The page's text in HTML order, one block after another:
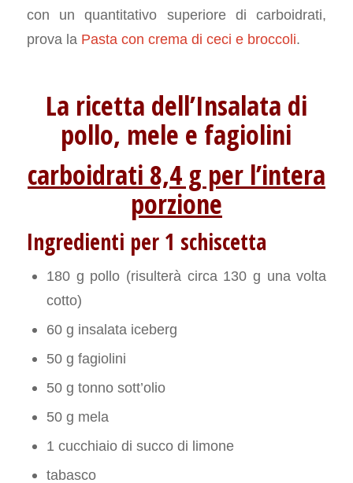
con un quantitativo superiore di carboidrati,
prova la Pasta con crema di ceci e broccoli.
La ricetta dell’Insalata di
pollo, mele e fagiolini
carboidrati 8,4 g per l’intera
porzione
Ingredienti per 1 schiscetta
180 g pollo (risulterà circa 130 g una volta
cotto)
60 g insalata iceberg
50 g fagiolini
50 g tonno sott’olio
50 g mela
1 cucchiaio di succo di limone
tabasco